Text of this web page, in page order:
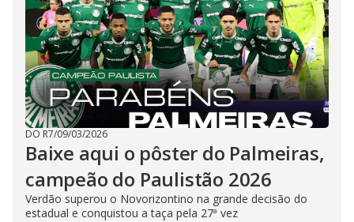
DO R7/09/03/2026
Baixe aqui o pôster do Palmeiras,
campeão do Paulistão 2026
Verdão superou o Novorizontino na grande decisão do
estadual e conquistou a taça pela 27ª vez